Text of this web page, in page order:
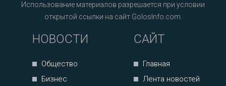
Использование материалов разрешается при условии
открытой ссылки на сайт GolosInfo.com.
НОВОСТИ
Общество
Бизнес
САЙТ
Главная
Лента новостей